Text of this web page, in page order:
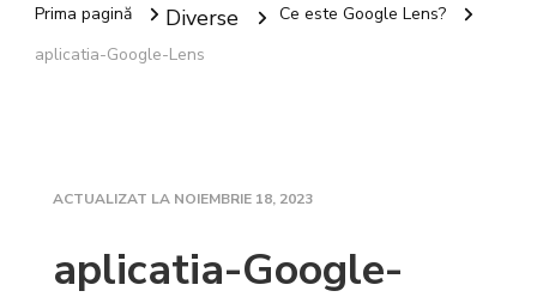
Prima pagină Diverse
Ce este Google Lens?
aplicatia-Google-Lens
ACTUALIZAT LA NOIEMBRIE 18, 2023
aplicatia-Google-